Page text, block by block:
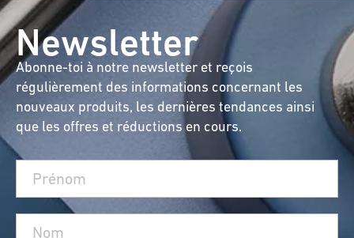
Newsletter
Abonne-toi à notre newsletter et reçois
régulièrement des informations concernant les
nouveaux produits, les dernières tendances ainsi
que les offres et réductions en cours.